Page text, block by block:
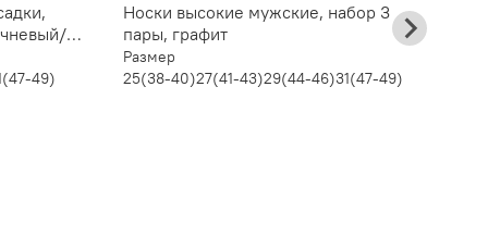
49)
Носки высокие мужские, набор 3
пары, графит
Размер
25(38-40)27(41-43)29(44-46)31(47-49)